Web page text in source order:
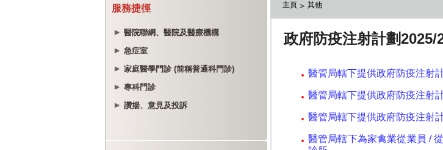
服務捷徑
醫院聯網、醫院及醫療機構
急症室
家庭醫學門診 (前稱普通科門診)
專科門診
讚揚、意見及投訴
主頁 其他